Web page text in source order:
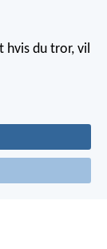
hvis du tror, vil